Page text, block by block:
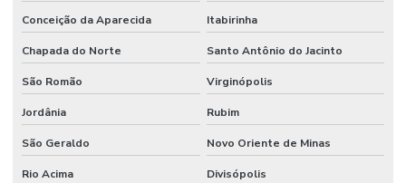
Conceição da Aparecida Itabirinha
Chapada do Norte Santo Antônio do Jacinto
São Romão Virginópolis
Jordânia Rubim
São Geraldo Novo Oriente de Minas
Rio Acima Divisópolis